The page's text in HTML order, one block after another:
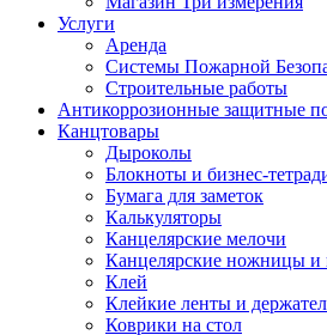
Услуги
Аренда
Системы Пожарной
Строительные работы
Антикоррозионные защитные
Канцтовары
Дыроколы
Блокноты и бизнес-
Бумага для заметок
Калькуляторы
Канцелярские мелочи
Канцелярские ножницы и
Клей
Клейкие ленты и
Коврики на стол